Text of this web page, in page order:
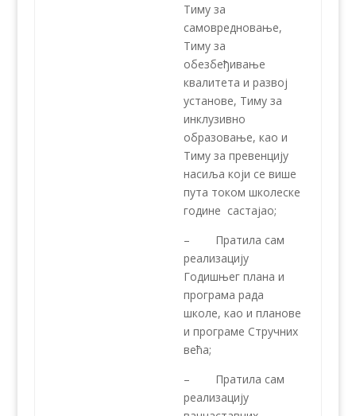
Тиму за
самовредновање,
Тиму за
обезбеђивање
квалитета и развој
установе, Тиму за
инклузивно
образовање, као и
Тиму за превенцију
насиља који се више
пута током школеске
године састајао;
– Пратила сам
реализацију
Годишњег плана и
програма рада
школе, као и планове
и програме Стручних
већа;
– Пратила сам
реализацију